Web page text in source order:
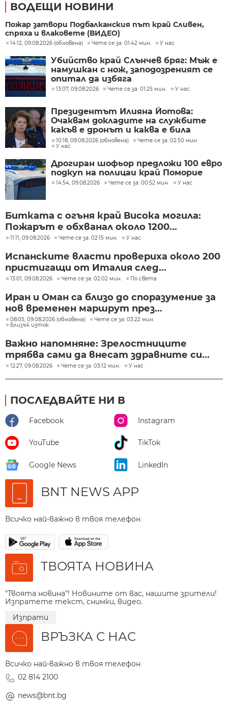
ВОДЕЩИ НОВИНИ
Пожар затвори Подбалканския път край Сливен,
спряха и влаковете (ВИДЕО)
14:12, 09.08.2026 (обновена) Чете се за: 01:42 мин. У нас
Убийство край Слънчев бряг: Мъж е
намушкан с нож, заподозреният се
опитал да избяга
13:07, 09.08.2026 Чете се за: 01:25 мин. У нас
Президентът Илияна Йотова:
Очаквам докладите на службите
какъв е дронът и каква е била
неговата роля
10:18, 09.08.2026 (обновена)
Чете се за: 02:50 мин.
У нас
Дрогиран шофьор предложи 100 евро
подкуп на полицаи край Поморие
14:54, 09.08.2026 Чете се за: 00:52 мин. У нас
Битката с огъня край Висока могила:
Пожарът е обхванал около 1200...
11:11, 09.08.2026 Чете се за: 02:15 мин. У нас
Испанските власти провериха около 200
пристигащи от Италия след...
13:01, 09.08.2026 Чете се за: 02:02 мин. По света
Иран и Оман са близо до споразумение за
нов временен маршрут през...
08:05, 09.08.2026 (обновена)
Чете се за: 03:22 мин.
Близък изток
Важно напомняне: Зрелостниците
трябва сами да внесат здравните си...
12:27, 09.08.2026 Чете се за: 03:12 мин. У нас
ПОСЛЕДВАЙТЕ НИ В
Facebook Instagram
YouTube TikTok
Google News LinkedIn
BNT NEWS APP
Всичко най-важно в твоя телефон
ТВОЯТА НОВИНА
"Твоята новина"! Новините от вас, нашите зрители!
Изпратете текст, снимки, видео.
Изпрати
ВРЪЗКА С НАС
Всичко най-важно в твоя телефон
02 814 2100
news@bnt.bg